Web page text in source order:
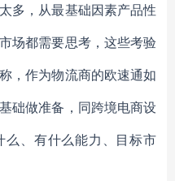
多，从最基础因素产品性
场都需要思考，这些考验
，作为物流商的欧速通如
础做准备，同跨境电商设
么、有什么能力、目标市